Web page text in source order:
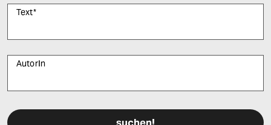
Text*
AutorIn